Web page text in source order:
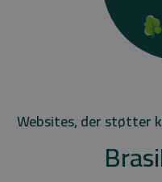
Websites, der støtter